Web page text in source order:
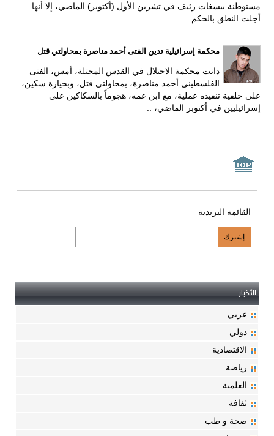
مستوطنة بيسغات زئيف في تشرين الأول (أكتوبر) الماضي، إلا أنها
أجلت النطق بالحكم ..
محكمة إسرائيلية تدين الفتى أحمد مناصرة بمحاولتي قتل
دانت محكمة الاحتلال في القدس المحتلة، أمس، الفتى
الفلسطيني أحمد مناصرة، بمحاولتي قتل، وبحيازة سكين،
على خلفية تنفيذه عملية، مع ابن عمه، هجوماً بالسكاكين على
إسرائيليين في أكتوبر الماضي، ..
القائمة البريدية
الأخبار
عربي
دولي
الاقتصادية
رياضة
العلمية
ثقافة
صحة و طب